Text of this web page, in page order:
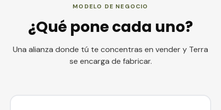
MODELO DE NEGOCIO
¿Qué pone cada uno?
Una alianza donde tú te concentras en vender y Terra
se encarga de fabricar.